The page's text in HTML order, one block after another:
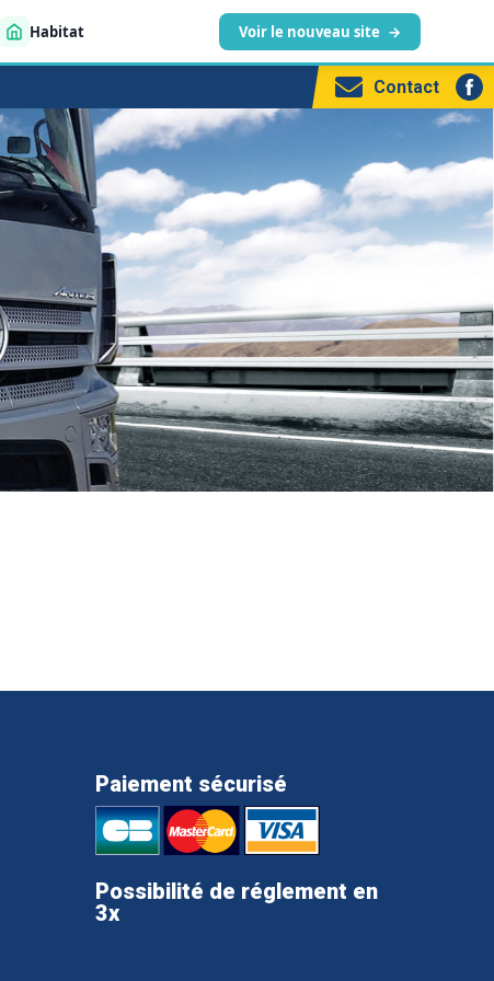
Habitat Voir le nouveau site →
Contact
Paiement sécurisé
Possibilité de réglement en
3x